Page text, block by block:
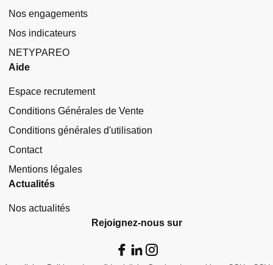
Nos engagements
Nos indicateurs
NETYPAREO
Aide
Espace recrutement
Conditions Générales de Vente
Conditions générales d'utilisation
Contact
Mentions légales
Actualités
Nos actualités
Rejoignez-nous sur